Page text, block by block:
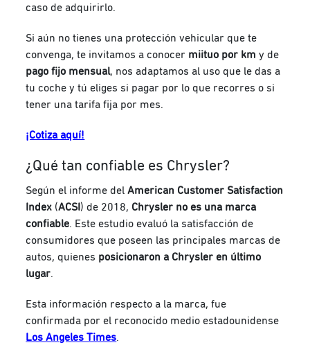
caso de adquirirlo.
Si aún no tienes una protección vehicular que te
convenga, te invitamos a conocer miituo por km y de
pago fijo mensual, nos adaptamos al uso que le das a
tu coche y tú eliges si pagar por lo que recorres o si
tener una tarifa fija por mes.
¡Cotiza aquí!
¿Qué tan confiable es Chrysler?
Según el informe delAmerican Customer Satisfaction
Index (ACSI ) de 2018, Chrysler no es una marca
confiable. Este estudio evaluó la satisfacción de
consumidores que poseen las principales marcas de
autos, quienes posicionaron a Chrysler en último
lugar.
Esta información respecto a la marca, fue
confirmada por el reconocido medio estadounidense
Los Angeles Times.